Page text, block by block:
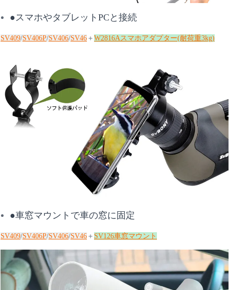
●スマホやタブレットPCと接続
SV409/SV406P/SV406/SV46 ＋ W2816Aスマホアダプター(耐荷重3kg)
●車窓マウントで車の窓に固定
SV409/SV406P/SV406/SV46 ＋ SV126車窓マウント